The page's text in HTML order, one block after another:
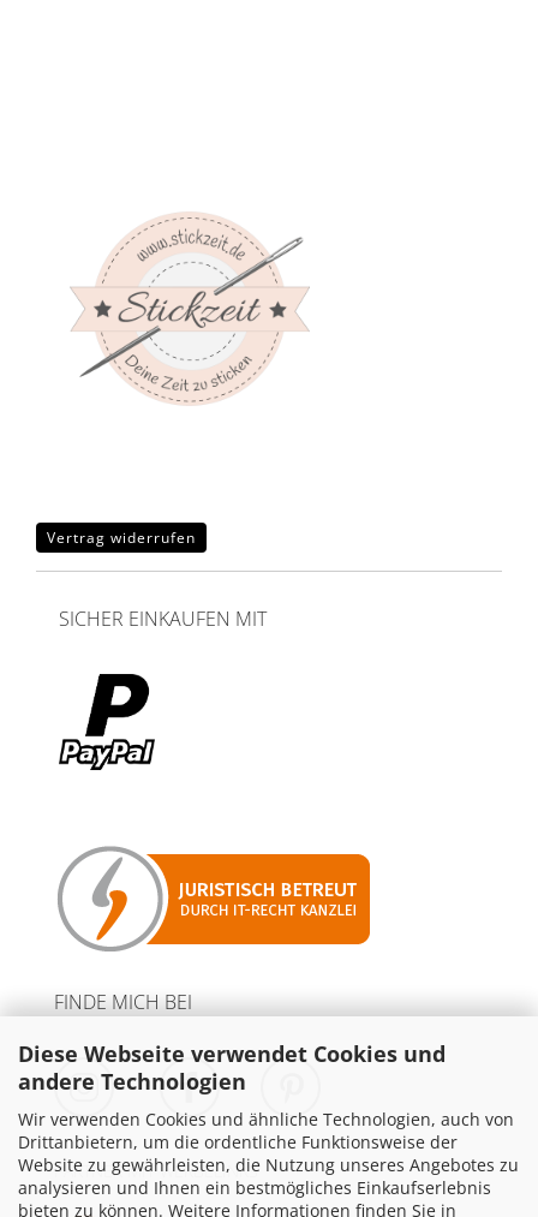
Diese Webseite verwendet Cookies und
andere Technologien
Wir verwenden Cookies und ähnliche Technologien, auch von
Drittanbietern, um die ordentliche Funktionsweise der
Website zu gewährleisten, die Nutzung unseres Angebotes zu
analysieren und Ihnen ein bestmögliches Einkaufserlebnis
bieten zu können. Weitere Informationen finden Sie in
Vertrag widerrufen
SICHER EINKAUFEN MIT
FINDE MICH BEI
PARTNER MIT WERBELINKS